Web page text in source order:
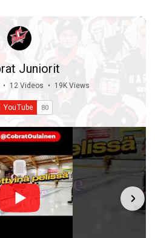
Juniorit
• 12 Videos • 19K Views